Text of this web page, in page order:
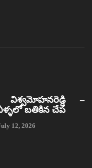
విశ్వమోహనరెడ్డి –
బతికిన చేప
12, 2026